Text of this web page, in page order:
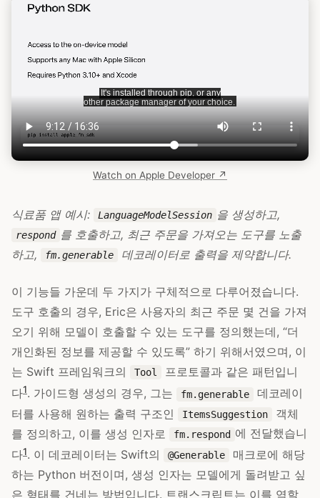
Watch on Apple Developer ↗
식료품 앱 예시: LanguageModelSession 을 생성하고,
respond 를 호출하고, 최근 주문을 가져오는 도구를 노출
하고,
fm.generable 데코레이터로 출력을 제약합니다.
이 기능들 가운데 두 가지가 구체적으로 다루어졌습니다.
도구 호출의 경우, Eric은 사용자의 최근 주문 몇 건을 가져
오기 위해 모델이 호출할 수 있는 도구를 정의했는데, “더
개인화된 정보를 제공할 수 있도록” 하기 위해서였으며, 이
는 Swift 프레임워크의
Tool
프로토콜과 같은 패턴입니
다1. 가이드형 생성의 경우, 그는 fm.generable
데코레이
터를 사용해 원하는 출력 구조인
ItemsSuggestion
객체
를 정의하고, 이를 생성 인자로
fm.respond 에 전달했습니
다1. 이 데코레이터는 Swift의 @Generable
매크로에 해당
하는 Python 버전이며, 생성 인자는 모델에게 돌려받고 싶
은 형태를 건네는 방법입니다. 트랜스크립트는 이를 역할